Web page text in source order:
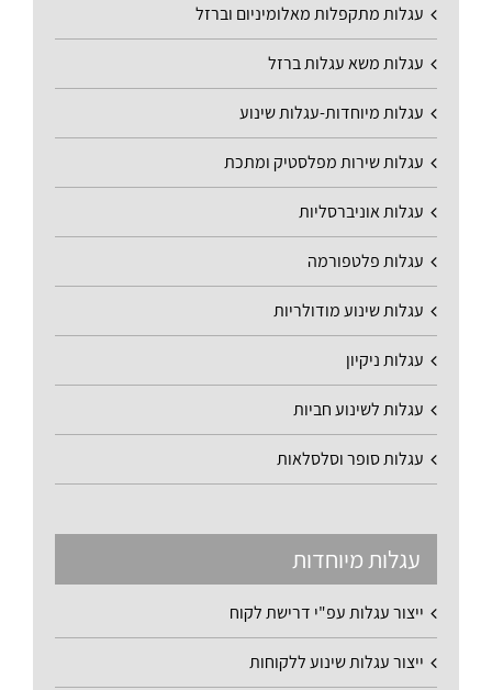
עגלות מתקפלות מאלומיניום וברזל
עגלות משא עגלות ברזל
עגלות מיוחדות-עגלות שינוע
עגלות שירות מפלסטיק ומתכת
עגלות אוניברסליות
עגלות פלטפורמה
עגלות שינוע מודולריות
עגלות ניקיון
עגלות לשינוע חביות
עגלות סופר וסלסלאות
עגלות מיוחדות
ייצור עגלות עפ"י דרישת לקוח
ייצור עגלות שינוע ללקוחות